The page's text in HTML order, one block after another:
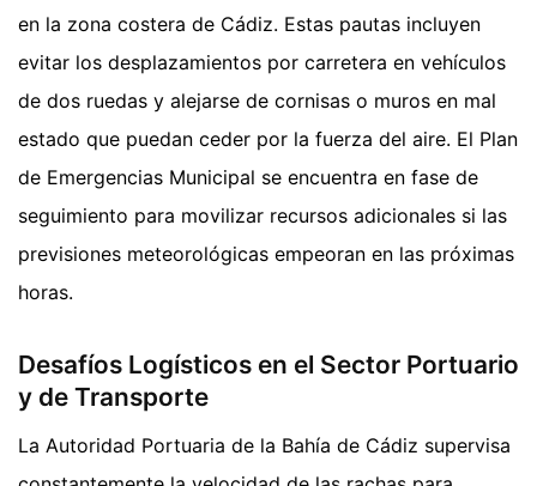
en la zona costera de Cádiz. Estas pautas incluyen
evitar los desplazamientos por carretera en vehículos
de dos ruedas y alejarse de cornisas o muros en mal
estado que puedan ceder por la fuerza del aire. El Plan
de Emergencias Municipal se encuentra en fase de
seguimiento para movilizar recursos adicionales si las
previsiones meteorológicas empeoran en las próximas
horas.
Desafíos Logísticos en el Sector Portuario
y de Transporte
La Autoridad Portuaria de la Bahía de Cádiz supervisa